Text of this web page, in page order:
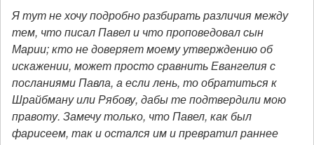
Я тут не хочу подробно разбирать различия между
тем, что писал Павел и что проповедовал сын
Марии; кто не доверяет моему утверждению об
искажении, может просто сравнить Евангелия с
посланиями Павла, а если лень, то обратиться к
Шрайбману или Рябову, дабы те подтвердили мою
правоту. Замечу только, что Павел, как был
фарисеем, так и остался им и превратил раннее